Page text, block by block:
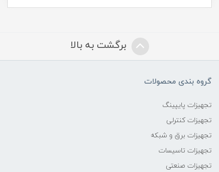
برگشت به بالا
گروه بندی محصولات
تجهیزات پایپینگ
تجهیزات کنترلی
تجهیزات برق و شبکه
تجهیزات تاسیسات
تجهیزات صنعتی